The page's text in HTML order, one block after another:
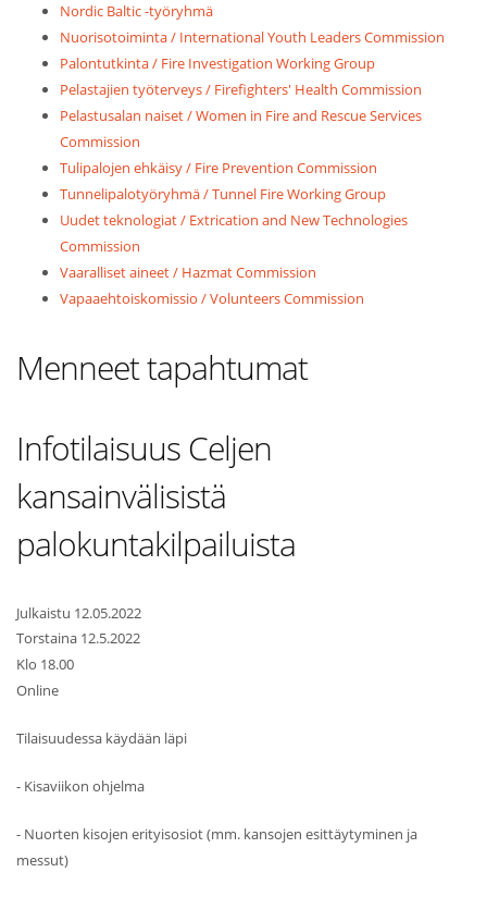
Nordic Baltic -työryhmä
Nuorisotoiminta / International Youth Leaders Commission
Palontutkinta / Fire Investigation Working Group
Pelastajien työterveys / Firefighters' Health Commission
Pelastusalan naiset / Women in Fire and Rescue Services
Commission
Tulipalojen ehkäisy / Fire Prevention Commission
Tunnelipalotyöryhmä / Tunnel Fire Working Group
Uudet teknologiat / Extrication and New Technologies
Commission
Vaaralliset aineet / Hazmat Commission
Vapaaehtoiskomissio / Volunteers Commission
Menneet tapahtumat
Infotilaisuus Celjen
kansainvälisistä
palokuntakilpailuista
Julkaistu 12.05.2022
Torstaina 12.5.2022
Klo 18.00
Online
Tilaisuudessa käydään läpi
- Kisaviikon ohjelma
- Nuorten kisojen erityisosiot (mm. kansojen esittäytyminen ja
messut)